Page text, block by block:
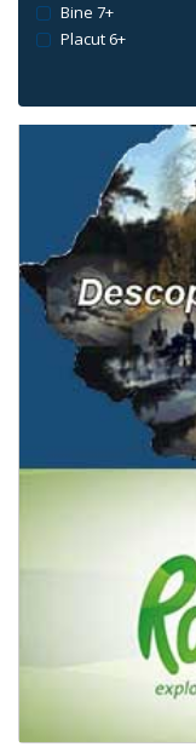
Bine 7+
Placut 6+